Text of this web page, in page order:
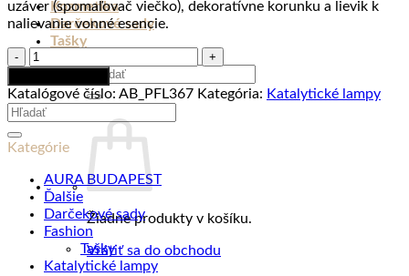
Kozmetika
Darčekové sady
Tašky
Hľadať:
Žiadne produkty v košíku.
Vrátiť sa do obchodu
uzáver (spomaľovač viečko), dekoratívne korunku a lievik k
nalievanie vonné esencie.
množstvo
Veľká
katalytická
lampa
DEEP
PURPLE
Katalógové číslo: AB_PFL367 Kategória: Katalytické lampy
Hľadať:
Kategórie
AURA BUDAPEST
Ďalšie
Darčekové sady
Fashion
Tašky
Katalytické lampy